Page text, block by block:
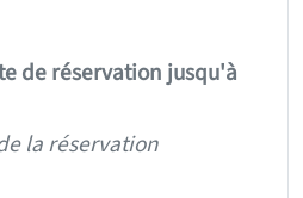
de réservation jusqu'à
la réservation